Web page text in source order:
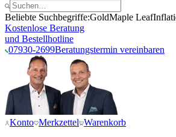
Beliebte Suchbegriffe:GoldMaple Leaf
Kostenlose Beratung
und Bestellhotline
07930-2699Beratungstermin vereinbaren
Konto Merkzettel Warenkorb